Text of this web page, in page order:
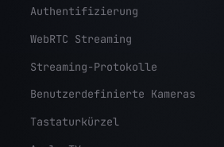
Authentifizierung
WebRTC Streaming
Streaming-Protokolle
Benutzerdefinierte Kameras
Tastaturkürzel